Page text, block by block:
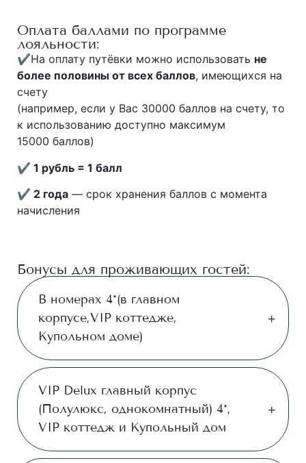
Оплата баллами по программе
лояльности:
✔На оплату путёвки можно использовать не
более половины от всех баллов, имеющихся на
счету
(например, если у Вас 30000 баллов на счету, то
к использованию доступно максимум
15000 баллов)
✔ 1 рубль = 1 балл
✔ 2 года— срок хранения баллов с момента
начисления
Бонусы для проживающих гостей:
В номерах 4*(в главном
корпусе,VIP коттедже,
Купольном доме)
VIP Delux главный корпус
(Полулюкс, однокомнатный) 4*,
VIP коттедж и Купольный дом